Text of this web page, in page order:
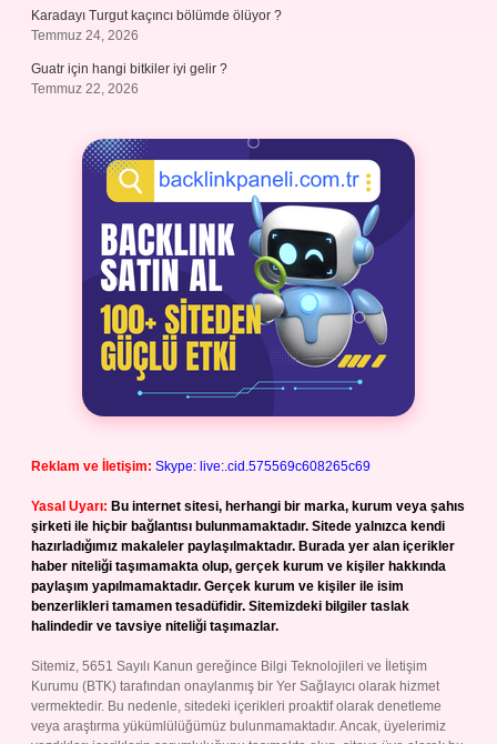
Karadayı Turgut kaçıncı bölümde ölüyor ?
Temmuz 24, 2026
Guatr için hangi bitkiler iyi gelir ?
Temmuz 22, 2026
Reklam ve İletişim: Skype: live:.cid.575569c608265c69
Yasal Uyarı: Bu internet sitesi, herhangi bir marka, kurum veya şahıs
şirketi ile hiçbir bağlantısı bulunmamaktadır. Sitede yalnızca kendi
hazırladığımız makaleler paylaşılmaktadır. Burada yer alan içerikler
haber niteliği taşımamakta olup, gerçek kurum ve kişiler hakkında
paylaşım yapılmamaktadır. Gerçek kurum ve kişiler ile isim
benzerlikleri tamamen tesadüfidir. Sitemizdeki bilgiler taslak
halindedir ve tavsiye niteliği taşımazlar.
Sitemiz, 5651 Sayılı Kanun gereğince Bilgi Teknolojileri ve İletişim
Kurumu (BTK) tarafından onaylanmış bir Yer Sağlayıcı olarak hizmet
vermektedir. Bu nedenle, sitedeki içerikleri proaktif olarak denetleme
veya araştırma yükümlülüğümüz bulunmamaktadır. Ancak, üyelerimiz